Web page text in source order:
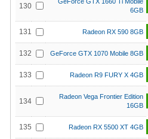
130
6GB
131 Radeon RX 590 8GB
132 GeForce GTX 1070 Mobile 8GB
133 Radeon R9 FURY X 4GB
134
Radeon Vega Frontier Edition
16GB
135 Radeon RX 5500 XT 4GB